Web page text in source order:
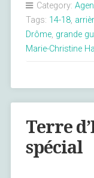
au
du
Category:
Tags: 14-18,
Drôme, grande
Marie-Christine
Terre
spécial